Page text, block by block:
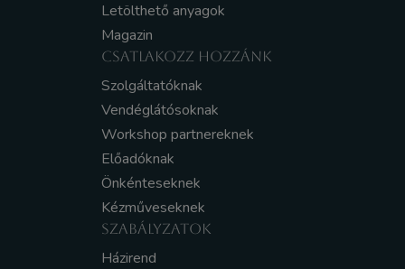
Letölthető anyagok
Magazin
CSATLAKOZZ HOZZÁNK
Szolgáltatóknak
Vendéglátósoknak
Workshop partnereknek
Előadóknak
Önkénteseknek
Kézműveseknek
SZABÁLYZATOK
Házirend